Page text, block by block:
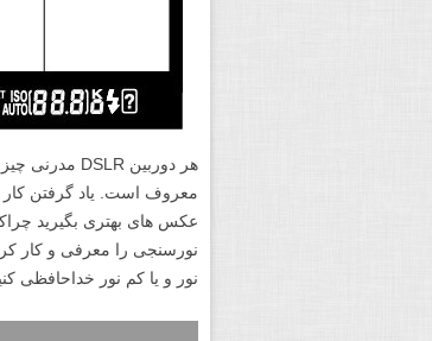
معروف است. یاد گرفتن
نورسنجی را معرفی و کار
نور و یا کم نور خداحافظی